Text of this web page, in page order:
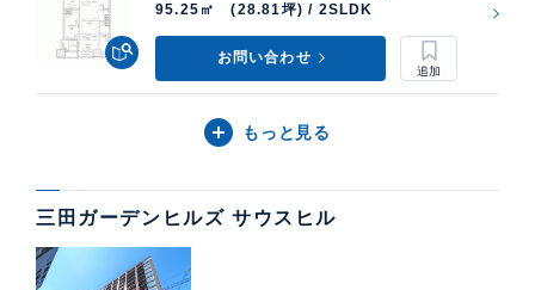
95.25㎡ (28.81坪) / 2SLDK
お問い合わせ
もっと見る
三田ガーデンヒルズ サウスヒル